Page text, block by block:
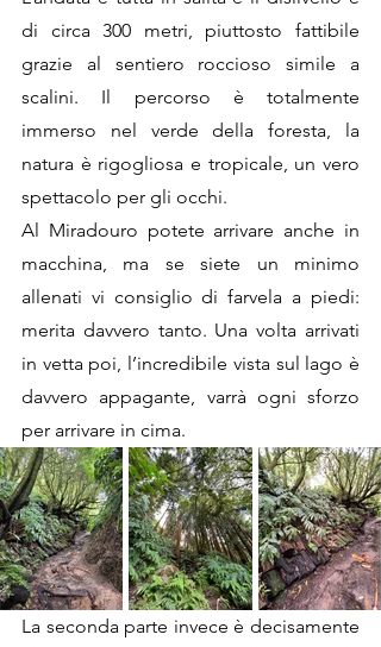
di circa 300 metri, piuttosto fattibile
grazie al sentiero roccioso simile a
scalini. Il percorso è totalmente
immerso nel verde della foresta, la
natura è rigogliosa e tropicale, un vero
spettacolo per gli occhi.
Al Miradouro potete arrivare anche in
macchina, ma se siete un minimo
allenati vi consiglio di farvela a piedi:
merita davvero tanto. Una volta arrivati
in vetta poi, l’incredibile vista sul lago è
davvero appagante, varrà ogni sforzo
per arrivare in cima.
La seconda parte invece è decisamente